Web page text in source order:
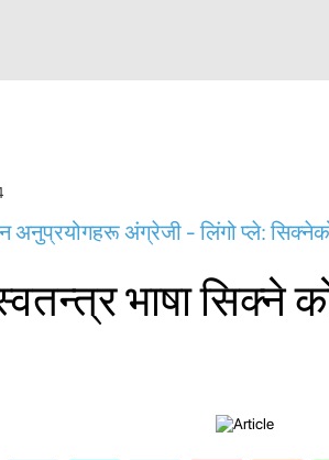
अनुप्रयोगहरू अंग्रेजी - लिंगो प्ले:
भाषा सिक्ने